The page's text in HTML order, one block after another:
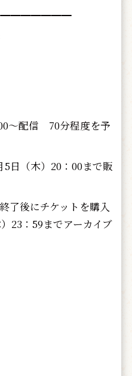
～配信 70分程度を予
日（木）20：00まで販
了後にチケットを購入
23：59までアーカイブ